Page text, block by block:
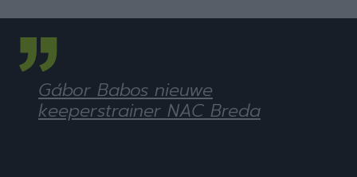
Gábor Babos nieuwe
keeperstrainer NAC Breda